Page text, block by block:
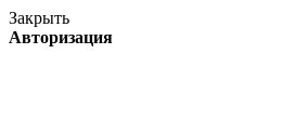
Закрыть
Авторизация